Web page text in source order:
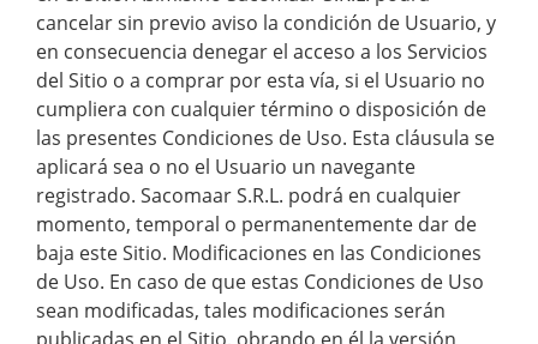
cancelar sin previo aviso la condición de Usuario, y
en consecuencia denegar el acceso a los Servicios
del Sitio o a comprar por esta vía, si el Usuario no
cumpliera con cualquier término o disposición de
las presentes Condiciones de Uso. Esta cláusula se
aplicará sea o no el Usuario un navegante
registrado. Sacomaar S.R.L. podrá en cualquier
momento, temporal o permanentemente dar de
baja este Sitio. Modificaciones en las Condiciones
de Uso. En caso de que estas Condiciones de Uso
sean modificadas, tales modificaciones serán
publicadas en el Sitio, obrando en él la versión